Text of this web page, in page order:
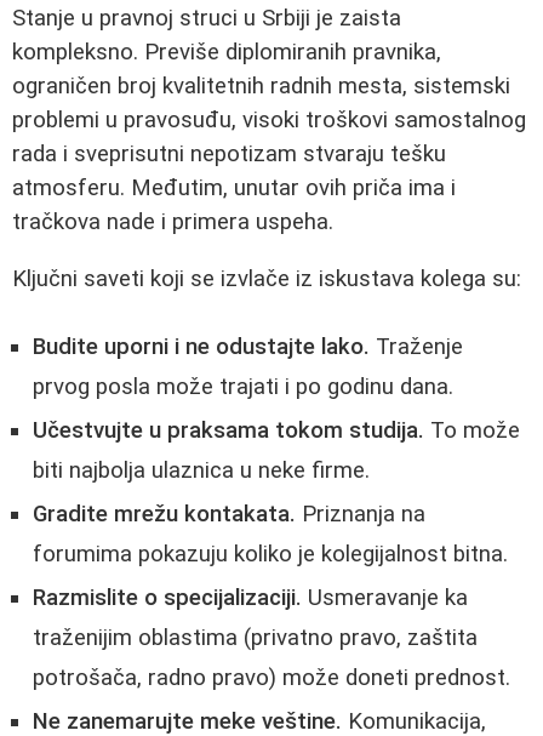
Stanje u pravnoj struci u Srbiji je zaista
kompleksno. Previše diplomiranih pravnika,
ograničen broj kvalitetnih radnih mesta, sistemski
problemi u pravosuđu, visoki troškovi samostalnog
rada i sveprisutni nepotizam stvaraju tešku
atmosferu. Međutim, unutar ovih priča ima i
tračkova nade i primera uspeha.
Ključni saveti koji se izvlače iz iskustava kolega su:
Budite uporni i ne odustajte lako. Traženje
prvog posla može trajati i po godinu dana.
Učestvujte u praksama tokom studija. To može
biti najbolja ulaznica u neke firme.
Gradite mrežu kontakata. Priznanja na
forumima pokazuju koliko je kolegijalnost bitna.
Razmislite o specijalizaciji. Usmeravanje ka
traženijim oblastima (privatno pravo, zaštita
potrošača, radno pravo) može doneti prednost.
Ne zanemarujte meke veštine. Komunikacija,